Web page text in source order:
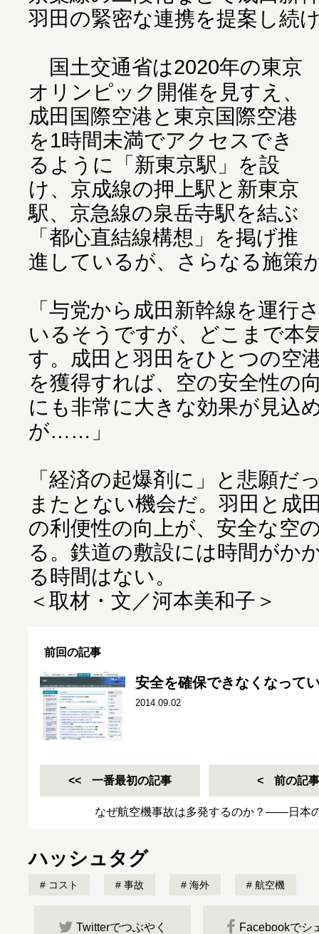
羽田の緊密な連携を提案し続
国土交通省は2020年の東京
オリンピック開催を見すえ、
成田国際空港と東京国際空港
を1時間未満でアクセスでき
るように「新東京駅」を設
け、京成線の押上駅と新東京
駅、京急線の泉岳寺駅を結ぶ
「都心直結線構想」を掲げ推
進しているが、さらなる施策
「与党から成田新幹線を運行
いるそうですが、どこまで本
す。成田と羽田をひとつの空
を獲得すれば、空の安全性の
にも非常に大きな効果が見込
が……」
「経済の起爆剤に」と悲願だ
またとない機会だ。羽田と成
の利便性の向上が、安全な空
る。鉄道の敷設には時間がか
る時間はない。
＜取材・文／河本美和子＞
前回の記事
安全を確保できなくなって
2014.09.02
一番最初の記事 前の記事
なぜ航空機事故は多発するのか？――日本
ハッシュタグ
コスト 事故 海外 航空機
Twitterでつぶやく Facebookでシ